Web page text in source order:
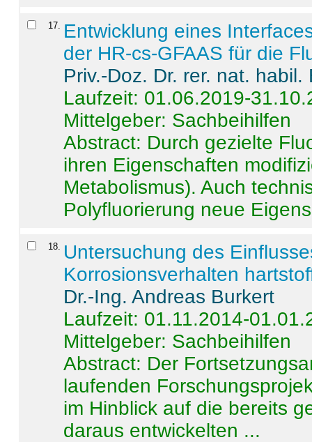
17
Entwicklung eines
der HR-cs-GFAAS für die
Priv.-Doz. Dr. rer. nat.
Laufzeit: 01.06.2019-
Mittelgeber: Sachbeihilfen
Abstract: Durch gezielte
ihren Eigenschaften
Metabolismus). Auch
Polyfluorierung neue
18
Untersuchung des
Korrosionsverhalten
Dr.-Ing. Andreas Burkert
Laufzeit: 01.11.2014-
Mittelgeber: Sachbeihilfen
Abstract: Der
laufenden
im Hinblick auf die bereits
daraus entwickelten ...